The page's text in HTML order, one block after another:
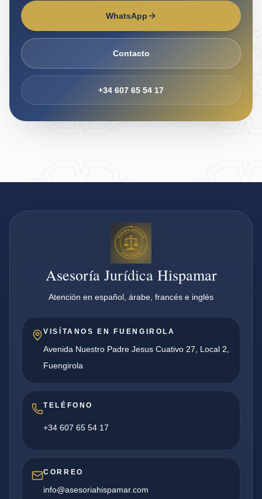
WhatsApp
Contacto
+34 607 65 54 17
Asesoría Jurídica Hispamar
Atención en español, árabe, francés e inglés
VISÍTANOS EN FUENGIROLA
Avenida Nuestro Padre Jesus Cuativo 27, Local 2,
Fuengirola
TELÉFONO
+34 607 65 54 17
CORREO
info@asesoriahispamar.com